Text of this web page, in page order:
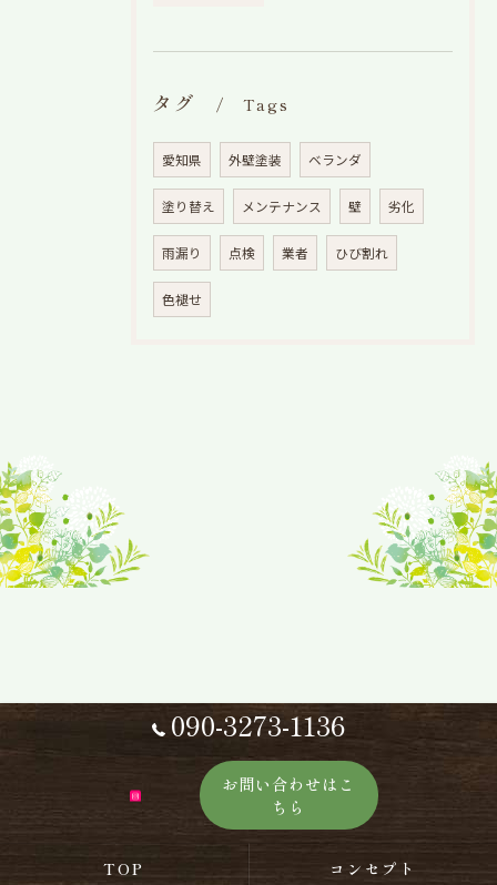
タグ Tags
愛知県 外壁塗装 ベランダ
塗り替え メンテナンス 壁 劣化
雨漏り 点検 業者 ひび割れ
色褪せ
090-3273-1136
お問い合わせはこ
ちら
TOP コンセプト